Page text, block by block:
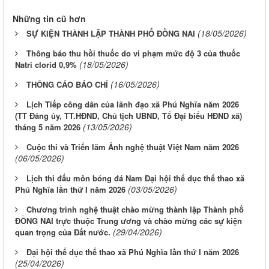
Những tin cũ hơn
SỰ KIỆN THÀNH LẬP THÀNH PHỐ ĐỒNG NAI (18/05/2026)
Thông báo thu hồi thuốc do vi phạm mức độ 3 của thuốc
Natri clorid 0,9% (18/05/2026)
THÔNG CÁO BÁO CHÍ (16/05/2026)
Lịch Tiếp công dân của lãnh đạo xã Phú Nghĩa năm 2026
(TT Đảng ủy, TT.HĐND, Chủ tịch UBND, Tổ Đại biểu HĐND xã)
tháng 5 năm 2026 (13/05/2026)
Cuộc thi và Triển lãm Ảnh nghệ thuật Việt Nam năm 2026
(06/05/2026)
Lịch thi đấu môn bóng đá Nam Đại hội thể dục thể thao xã
Phú Nghĩa lần thứ I năm 2026 (03/05/2026)
Chương trình nghệ thuật chào mừng thành lập Thành phố
ĐỒNG NAI trực thuộc Trung ương và chào mừng các sự kiện
quan trọng của Đất nước. (29/04/2026)
Đại hội thể dục thể thao xã Phú Nghĩa lần thứ I năm 2026
(25/04/2026)